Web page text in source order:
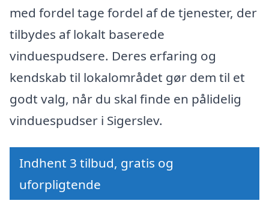
med fordel tage fordel af de tjenester, der
tilbydes af lokalt baserede
vinduespudsere. Deres erfaring og
kendskab til lokalområdet gør dem til et
godt valg, når du skal finde en pålidelig
vinduespudser i Sigerslev.
Indhent 3 tilbud, gratis og
uforpligtende